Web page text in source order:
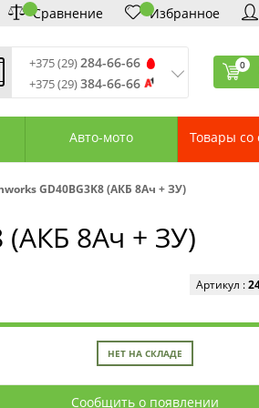
Сравнение Избранное
+375 (29)284-66-66
+375 (29)384-66-66
10:00—18:00
(17) 388-66-33
«Удачник»
СЦ «Удачник»
0
Авто-мото Товары со
GD40BG3K8 (АКБ 8Ач + ЗУ)
(АКБ 8Ач + ЗУ)
Артикул :
НЕТ НА СКЛАДЕ
Сообщить о появлении